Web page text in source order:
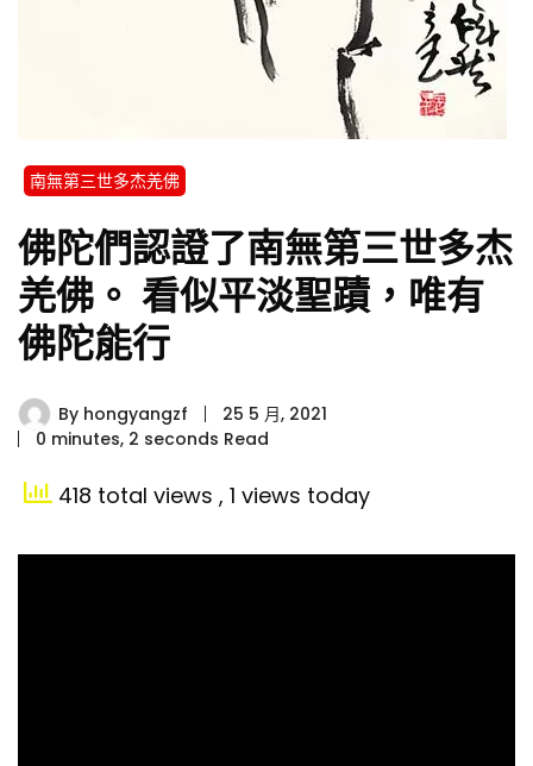
南無第三世多杰羌佛
佛陀們認證了南無第三世多杰
羌佛。 看似平淡聖蹟，唯有
佛陀能行
By hongyangzf
25 5 月, 2021
0 minutes, 2 seconds Read
418 total views , 1 views today